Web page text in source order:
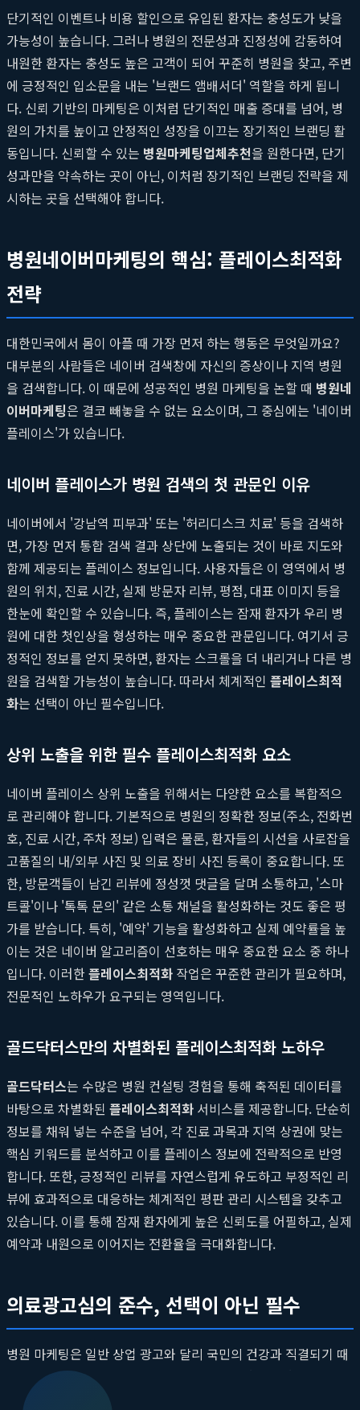
단기적인 이벤트나 비용 할인으로 유입된 환자는 충성도가 낮을
가능성이 높습니다. 그러나 병원의 전문성과 진정성에 감동하여
내원한 환자는 충성도 높은 고객이 되어 꾸준히 병원을 찾고, 주변
에 긍정적인 입소문을 내는 '브랜드 앰배서더' 역할을 하게 됩니
다. 신뢰 기반의 마케팅은 이처럼 단기적인 매출 증대를 넘어, 병
원의 가치를 높이고 안정적인 성장을 이끄는 장기적인 브랜딩 활
동입니다. 신뢰할 수 있는 병원마케팅업체추천을 원한다면, 단기
성과만을 약속하는 곳이 아닌, 이처럼 장기적인 브랜딩 전략을 제
시하는 곳을 선택해야 합니다.
병원네이버마케팅의 핵심: 플레이스최적화
전략
대한민국에서 몸이 아플 때 가장 먼저 하는 행동은 무엇일까요?
대부분의 사람들은 네이버 검색창에 자신의 증상이나 지역 병원
을 검색합니다. 이 때문에 성공적인 병원 마케팅을 논할 때 병원네
이버마케팅은 결코 빼놓을 수 없는 요소이며, 그 중심에는 '네이버
플레이스'가 있습니다.
네이버 플레이스가 병원 검색의 첫 관문인 이유
네이버에서 '강남역 피부과' 또는 '허리디스크 치료' 등을 검색하
면, 가장 먼저 통합 검색 결과 상단에 노출되는 것이 바로 지도와
함께 제공되는 플레이스 정보입니다. 사용자들은 이 영역에서 병
원의 위치, 진료 시간, 실제 방문자 리뷰, 평점, 대표 이미지 등을
한눈에 확인할 수 있습니다. 즉, 플레이스는 잠재 환자가 우리 병
원에 대한 첫인상을 형성하는 매우 중요한 관문입니다. 여기서 긍
정적인 정보를 얻지 못하면, 환자는 스크롤을 더 내리거나 다른 병
원을 검색할 가능성이 높습니다. 따라서 체계적인 플레이스최적
화는 선택이 아닌 필수입니다.
상위 노출을 위한 필수 플레이스최적화 요소
네이버 플레이스 상위 노출을 위해서는 다양한 요소를 복합적으
로 관리해야 합니다. 기본적으로 병원의 정확한 정보(주소, 전화번
호, 진료 시간, 주차 정보) 입력은 물론, 환자들의 시선을 사로잡을
고품질의 내/외부 사진 및 의료 장비 사진 등록이 중요합니다. 또
한, 방문객들이 남긴 리뷰에 정성껏 댓글을 달며 소통하고, '스마
트콜'이나 '톡톡 문의' 같은 소통 채널을 활성화하는 것도 좋은 평
가를 받습니다. 특히, '예약' 기능을 활성화하고 실제 예약률을 높
이는 것은 네이버 알고리즘이 선호하는 매우 중요한 요소 중 하나
입니다. 이러한플레이스최적화 작업은 꾸준한 관리가 필요하며,
전문적인 노하우가 요구되는 영역입니다.
골드닥터스만의 차별화된 플레이스최적화 노하우
골드닥터스는 수많은 병원 컨설팅 경험을 통해 축적된 데이터를
바탕으로 차별화된 플레이스최적화 서비스를 제공합니다. 단순히
정보를 채워 넣는 수준을 넘어, 각 진료 과목과 지역 상권에 맞는
핵심 키워드를 분석하고 이를 플레이스 정보에 전략적으로 반영
합니다. 또한, 긍정적인 리뷰를 자연스럽게 유도하고 부정적인 리
뷰에 효과적으로 대응하는 체계적인 평판 관리 시스템을 갖추고
있습니다. 이를 통해 잠재 환자에게 높은 신뢰도를 어필하고, 실제
예약과 내원으로 이어지는 전환율을 극대화합니다.
의료광고심의 준수, 선택이 아닌 필수
병원 마케팅은 일반 상업 광고와 달리 국민의 건강과 직결되기 때
문에 매우 엄격한 법적 규제를 받습니다. 특히 '의료법'에 근거한
의료광고심의
는 모든 병원 마케팅 활동의 기본 전제가 되어야 합